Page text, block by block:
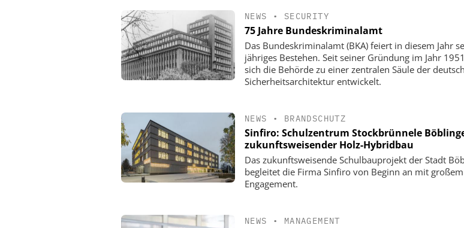
NEWS • SECURITY
75 Jahre Bundeskriminalamt
Das Bundeskriminalamt (BKA) feiert in diesem Jahr
jähriges Bestehen. Seit seiner Gründung im Jahr
sich die Behörde zu einer zentralen Säule der
Sicherheitsarchitektur entwickelt.
NEWS • BRANDSCHUTZ
Sinfiro: Schulzentrum Stockbrünnele
zukunftsweisender Holz-Hybridbau
Das zukunftsweisende Schulbauprojekt der Stadt
begleitet die Firma Sinfiro von Beginn an mit großem
Engagement.
NEWS • MANAGEMENT